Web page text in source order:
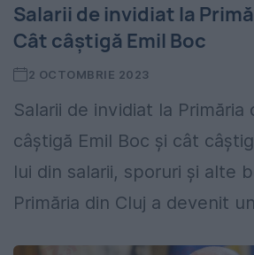
Salarii de invidiat la
Cât câștigă Emil Boc
2 OCTOMBRIE 2023
Salarii de invidiat la Primăria
câștigă Emil Boc și cât
lui din salarii, sporuri și alte
Primăria din Cluj a devenit